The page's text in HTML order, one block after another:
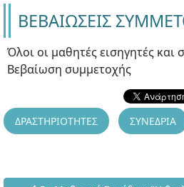
ΒΕΒΑΙΩΣΕΙΣ
Όλοι οι μαθητές εισηγητές
Βεβαίωση συμμετοχής
ΔΡΑΣΤΗΡΙΟΤΗΤΕΣ ΣΥΝΕΔΡΙΑ